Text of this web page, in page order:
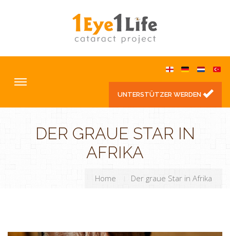
UNTERSTÜTZER WERDEN
DER GRAUE STAR IN
AFRIKA
Home Der graue Star in Afrika